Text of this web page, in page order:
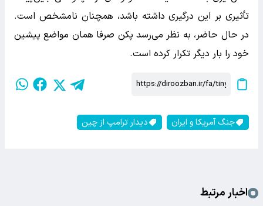
تأثیری بر این درگیری داشته باشد، همچنان نامشخص است.
در حال حاضر، به نظر می‌رسد پکن صرفا همان مواضع پیشین
خود را بار دیگر تکرار کرده است.
جنگ آمریکا و ایران دیدار ترامپ از چین
اخبار مرتبط